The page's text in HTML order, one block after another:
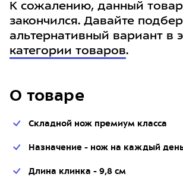
О товаре
Складной нож премиум класса
Назначение - нож на каждый
Длина клинка - 9,8 см
К сожалению, данный товар
закончился. Давайте
альтернативный вариант в
категории товаров.